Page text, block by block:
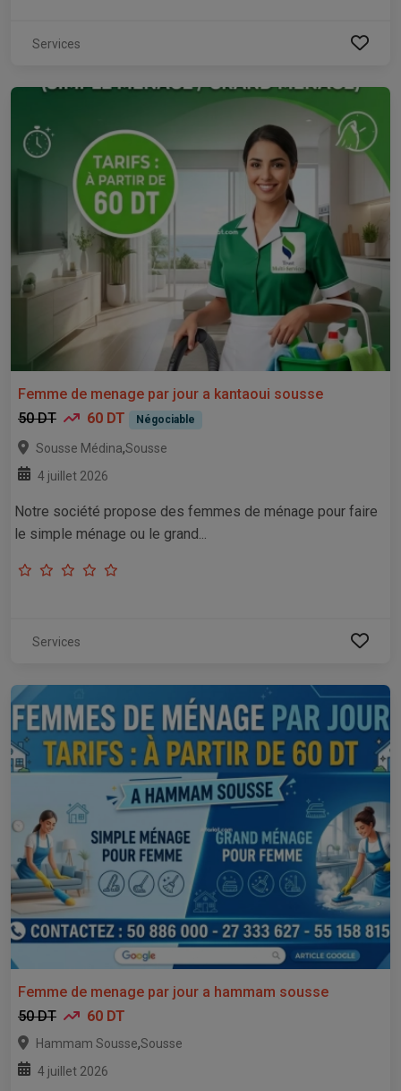
Services
Femme de menage par jour a kantaoui sousse
50 DT
60 DT Négociable
Sousse Médina,Sousse
4 juillet 2026
Notre société propose des femmes de ménage pour faire
le simple ménage ou le grand...
Services
Femme de menage par jour a hammam sousse
50 DT
60 DT
Hammam Sousse,Sousse
4 juillet 2026